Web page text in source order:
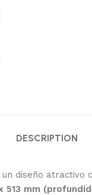
DESCRIPTION
un diseño atractivo
513 mm